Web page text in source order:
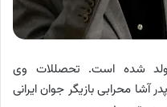
محرابی در تاریخ 1323متولد شده است. تحصللات وی
محرابی بازیگر جوان ایرانی